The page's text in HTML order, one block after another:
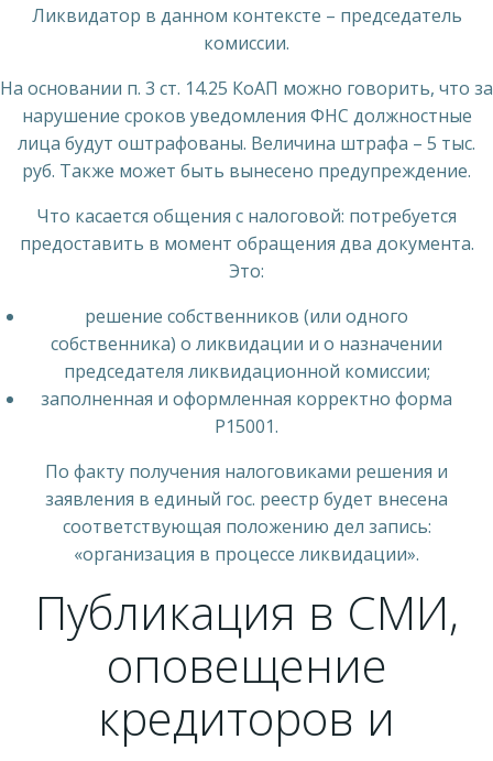
Ликвидатор в данном контексте – председатель
комиссии.
На основании п. 3 ст. 14.25 КоАП можно говорить, что за
нарушение сроков уведомления ФНС должностные
лица будут оштрафованы. Величина штрафа – 5 тыс.
руб. Также может быть вынесено предупреждение.
Что касается общения с налоговой: потребуется
предоставить в момент обращения два документа.
Это:
решение собственников (или одного
собственника) о ликвидации и о назначении
председателя ликвидационной комиссии;
заполненная и оформленная корректно форма
Р15001.
По факту получения налоговиками решения и
заявления в единый гос. реестр будет внесена
соответствующая положению дел запись:
«организация в процессе ликвидации».
Публикация в СМИ,
оповещение
кредиторов и